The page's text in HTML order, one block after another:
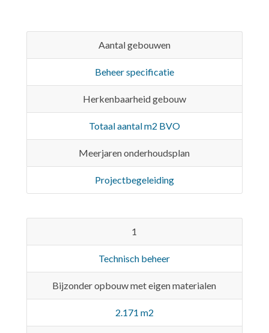
Aantal gebouwen
Beheer specificatie
Herkenbaarheid gebouw
Totaal aantal m2 BVO
Meerjaren onderhoudsplan
Projectbegeleiding
1
Technisch beheer
Bijzonder opbouw met eigen materialen
2.171 m2